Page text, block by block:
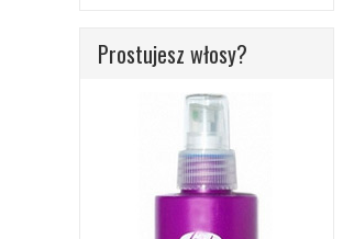
Prostujesz włosy?